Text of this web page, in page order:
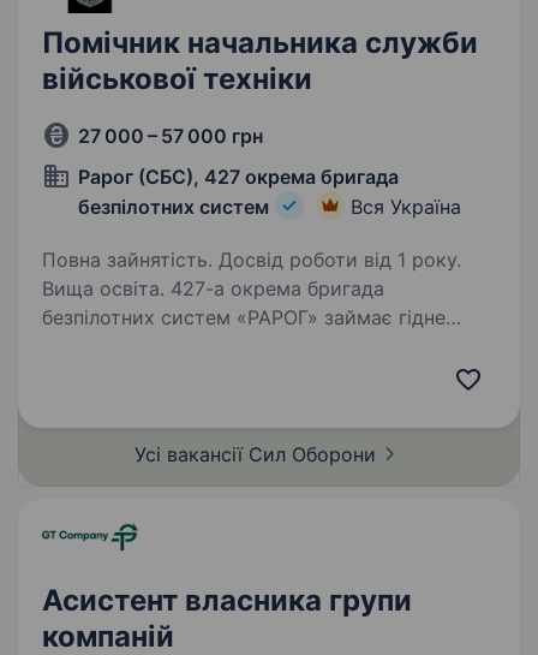
Помічник начальника служби
військової техніки
27 000 – 57 000 грн
Рарог (СБС), 427 окрема бригада
безпілотних систем
Вся Україна
Повна зайнятість. Досвід роботи від 1 року.
Вища освіта. 427-а окрема бригада
безпілотних систем «РАРОГ» займає гідне
Збройних Сил України за кількістю знищеної
Бригада розвивається та створює…
Усі вакансії Сил Оборони
Асистент власника групи
компаній